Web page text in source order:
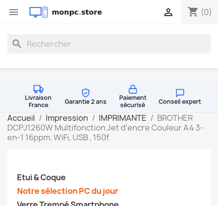
 shopping_cart (0)

search
Livraison
France
Garantie 2 ans
Paiement
sécurisé
Conseil expert
Accueil Impression IMPRIMANTE
BROTHER
DCPJ1260W Multifonction Jet d'encre Couleur A4 3-
en-1 16ppm, WiFi, USB , 150f
Etui & Coque
Notre sélection PC du jour